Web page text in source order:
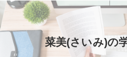
菜美(さいみ)の